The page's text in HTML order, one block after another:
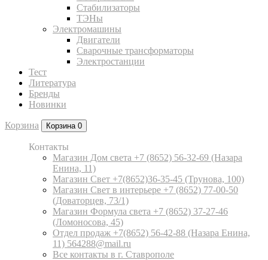
Стабилизаторы
ТЭНы
Электромашины
Двигатели
Сварочные трансформаторы
Электростанции
Тест
Литература
Бренды
Новинки
Корзина Корзина 0
Контакты
Магазин Дом света +7 (8652) 56-32-69 (Назара
Енина, 11)
Магазин Свет +7(8652)36-35-45 (Трунова, 100)
Магазин Свет в интерьере +7 (8652) 77-00-50
(Доваторцев, 73/1)
Магазин Формула света +7 (8652) 37-27-46
(Ломоносова, 45)
Отдел продаж +7(8652) 56-42-88 (Назара Енина,
11) 564288@mail.ru
Все контакты в г. Ставрополе